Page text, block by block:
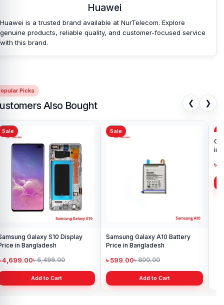
Huawei
Huawei is a trusted brand available at NurTelecom. Explore
genuine products, reliable quality, and customer-focused service
with this brand.
Picks
Also Bought ❮ ❯
Sale
Galaxy S10 Display
in Bangladesh
4,699.00৳ 6,499.00
Add to Cart
Sale
Samsung Galaxy A10 Battery
Price in Bangladesh
৳ 599.00৳ 800.00
Add to Cart